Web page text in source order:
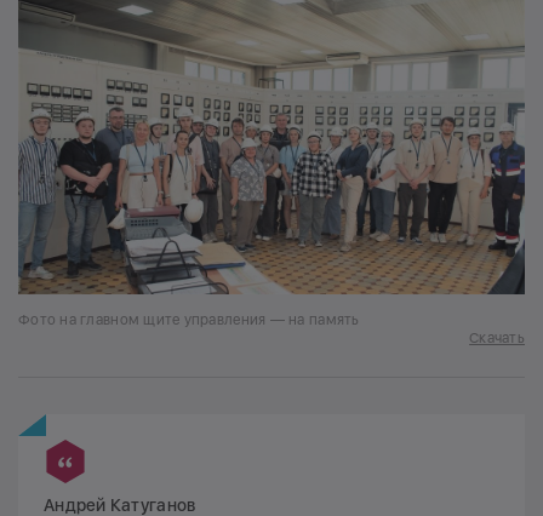
Фото на главном щите управления — на память
Скачать
Андрей Катуганов